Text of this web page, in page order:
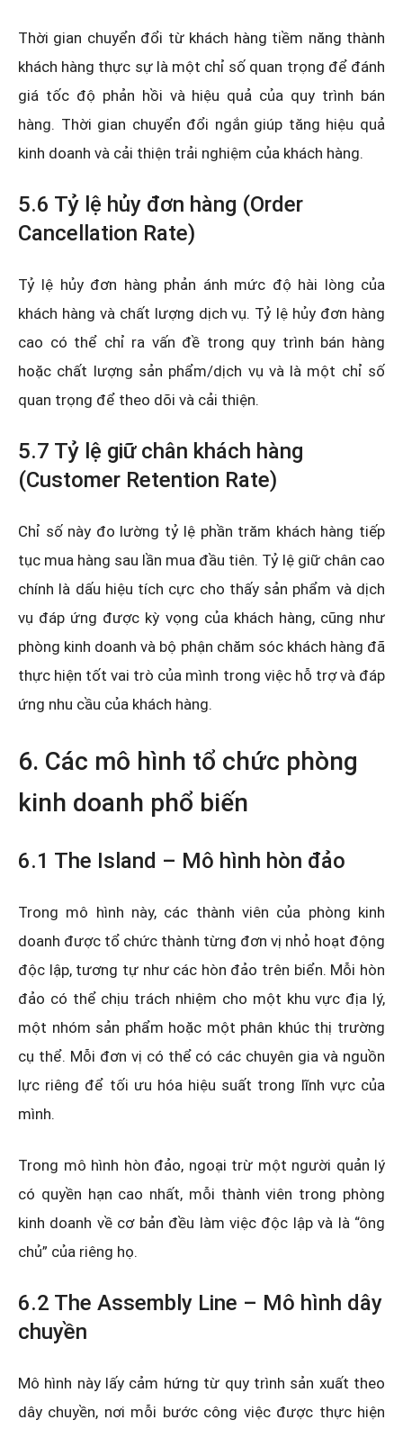
Thời gian chuyển đổi từ khách hàng tiềm năng thành
khách hàng thực sự là một chỉ số quan trọng để đánh
giá tốc độ phản hồi và hiệu quả của quy trình bán
hàng. Thời gian chuyển đổi ngắn giúp tăng hiệu quả
kinh doanh và cải thiện trải nghiệm của khách hàng.
5.6 Tỷ lệ hủy đơn hàng (Order
Cancellation Rate)
Tỷ lệ hủy đơn hàng phản ánh mức độ hài lòng của
khách hàng và chất lượng dịch vụ. Tỷ lệ hủy đơn hàng
cao có thể chỉ ra vấn đề trong quy trình bán hàng
hoặc chất lượng sản phẩm/dịch vụ và là một chỉ số
quan trọng để theo dõi và cải thiện.
5.7 Tỷ lệ giữ chân khách hàng
(Customer Retention Rate)
Chỉ số này đo lường tỷ lệ phần trăm khách hàng tiếp
tục mua hàng sau lần mua đầu tiên. Tỷ lệ giữ chân cao
chính là dấu hiệu tích cực cho thấy sản phẩm và dịch
vụ đáp ứng được kỳ vọng của khách hàng, cũng như
phòng kinh doanh và bộ phận chăm sóc khách hàng đã
thực hiện tốt vai trò của mình trong việc hỗ trợ và đáp
ứng nhu cầu của khách hàng.
6. Các mô hình tổ chức phòng
kinh doanh phổ biến
6.1 The Island – Mô hình hòn đảo
Trong mô hình này, các thành viên của phòng kinh
doanh được tổ chức thành từng đơn vị nhỏ hoạt động
độc lập, tương tự như các hòn đảo trên biển. Mỗi hòn
đảo có thể chịu trách nhiệm cho một khu vực địa lý,
một nhóm sản phẩm hoặc một phân khúc thị trường
cụ thể. Mỗi đơn vị có thể có các chuyên gia và nguồn
lực riêng để tối ưu hóa hiệu suất trong lĩnh vực của
mình.
Trong mô hình hòn đảo, ngoại trừ một người quản lý
có quyền hạn cao nhất, mỗi thành viên trong phòng
kinh doanh về cơ bản đều làm việc độc lập và là “ông
chủ” của riêng họ.
6.2 The Assembly Line – Mô hình dây
chuyền
Mô hình này lấy cảm hứng từ quy trình sản xuất theo
dây chuyền, nơi mỗi bước công việc được thực hiện